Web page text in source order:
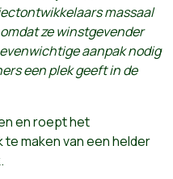
massaal
ze winstgevender
aanpak nodig
een plek geeft in de
en roept het
maken van een helder